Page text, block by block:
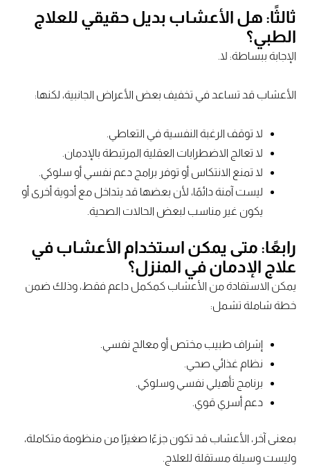
ثالثًا: هل الأعشاب بديل حقيقي للعلاج
الطبي؟
الإجابة ببساطة: لا.
الأعشاب قد تساعد في تخفيف بعض الأعراض الجانبية، لكنها:
لا توقف الرغبة النفسية في التعاطي.
لا تعالج الاضطرابات العقلية المرتبطة بالإدمان.
لا تمنع الانتكاس أو توفر برامج دعم نفسي أو سلوكي.
ليست آمنة دائمًا، لأن بعضها قد يتداخل مع أدوية أخرى أو
يكون غير مناسب لبعض الحالات الصحية.
رابعًا: متى يمكن استخدام الأعشاب في
علاج الإدمان في المنزل؟
يمكن الاستفادة من الأعشاب كمكمل داعم فقط، وذلك ضمن
خطة شاملة تشمل:
إشراف طبيب مختص أو معالج نفسي.
نظام غذائي صحي.
برنامج تأهيلي نفسي وسلوكي.
دعم أسري قوي.
بمعنى آخر، الأعشاب قد تكون جزءًا صغيرًا من منظومة متكاملة،
وليست وسيلة مستقلة للعلاج.